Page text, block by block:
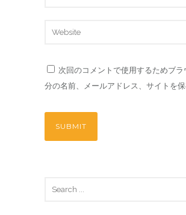
次回のコメントで使用するためブラ
分の名前、メールアドレス、サイトを保